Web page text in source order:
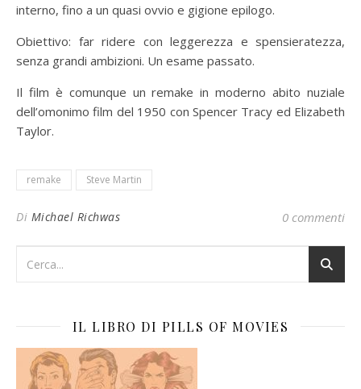
interno, fino a un quasi ovvio e gigione epilogo.
Obiettivo: far ridere con leggerezza e spensieratezza,
senza grandi ambizioni. Un esame passato.
Il film è comunque un remake in moderno abito nuziale
dell’omonimo film del 1950 con Spencer Tracy ed Elizabeth
Taylor.
remake Steve Martin
Di Michael Richwas 0 commenti
IL LIBRO DI PILLS OF MOVIES